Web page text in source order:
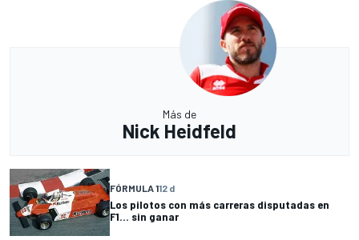
Más de
Nick Heidfeld
FÓRMULA 112 d
Los pilotos con más carreras disputadas en
F1... sin ganar